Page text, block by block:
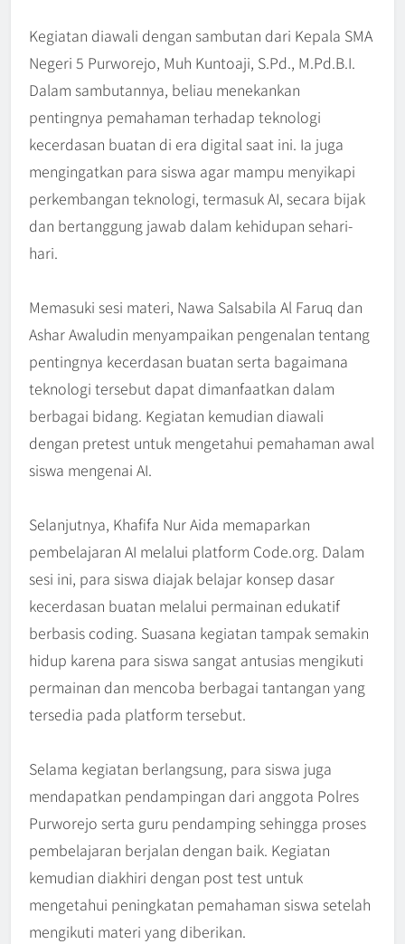
Kegiatan diawali dengan sambutan dari Kepala SMA
Negeri 5 Purworejo, Muh Kuntoaji, S.Pd., M.Pd.B.I.
Dalam sambutannya, beliau menekankan
pentingnya pemahaman terhadap teknologi
kecerdasan buatan di era digital saat ini. Ia juga
mengingatkan para siswa agar mampu menyikapi
perkembangan teknologi, termasuk AI, secara bijak
dan bertanggung jawab dalam kehidupan sehari-
hari.
Memasuki sesi materi, Nawa Salsabila Al Faruq dan
Ashar Awaludin menyampaikan pengenalan tentang
pentingnya kecerdasan buatan serta bagaimana
teknologi tersebut dapat dimanfaatkan dalam
berbagai bidang. Kegiatan kemudian diawali
dengan pretest untuk mengetahui pemahaman awal
siswa mengenai AI.
Selanjutnya, Khafifa Nur Aida memaparkan
pembelajaran AI melalui platform Code.org. Dalam
sesi ini, para siswa diajak belajar konsep dasar
kecerdasan buatan melalui permainan edukatif
berbasis coding. Suasana kegiatan tampak semakin
hidup karena para siswa sangat antusias mengikuti
permainan dan mencoba berbagai tantangan yang
tersedia pada platform tersebut.
Selama kegiatan berlangsung, para siswa juga
mendapatkan pendampingan dari anggota Polres
Purworejo serta guru pendamping sehingga proses
pembelajaran berjalan dengan baik. Kegiatan
kemudian diakhiri dengan post test untuk
mengetahui peningkatan pemahaman siswa setelah
mengikuti materi yang diberikan.